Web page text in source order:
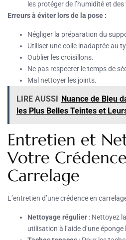
les protéger de l’humidité et
Erreurs à éviter lors de la pose :
Négliger la préparation du
Utiliser une colle inadaptée au
Oublier les croisillons.
Ne pas respecter le temps de
Mal nettoyer les joints.
LIRE AUSSI Nuance de Bleu
les Plus Belles Teintes et
Entretien et
Votre
Carrelage
L’entretien d’une crédence en
Nettoyage régulier : Nettoyez
utilisation à l’aide d’une